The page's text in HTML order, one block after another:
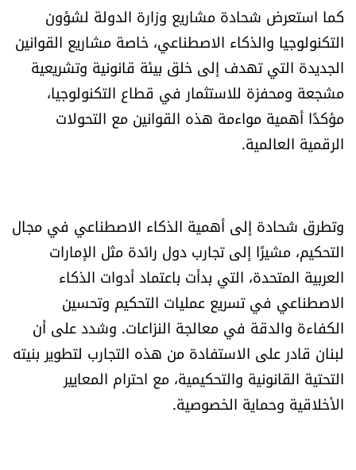
كاميرا
سجالات
صحّة وصحن
منوّعات
حظّك اليوم
للتاريخ
فيديو
من نحن
كما استعرض شحادة مشاريع وزارة الدولة لشؤون
التكنولوجيا والذكاء الاصطناعي، خاصة مشاريع القوانين
الجديدة التي تهدف إلى خلق بيئة قانونية وتشريعية
مشجعة ومحفزة للاستثمار في قطاع التكنولوجيا،
مؤكدًا أهمية مواءمة هذه القوانين مع التحولات
الرقمية العالمية.
وتطرق شحادة إلى أهمية الذكاء الاصطناعي في مجال
التحكيم، مشيرًا إلى تجارب دول رائدة مثل الإمارات
العربية المتحدة، التي بدأت باعتماد أدوات الذكاء
الاصطناعي في تسريع عمليات التحكيم وتحسين
الكفاءة والدقة في معالجة النزاعات. وشدد على أن
لبنان قادر على الاستفادة من هذه التجارب لتطوير بنيته
التحتية القانونية والتحكيمية، مع احترام المعايير
الأخلاقية وحماية الخصوصية.